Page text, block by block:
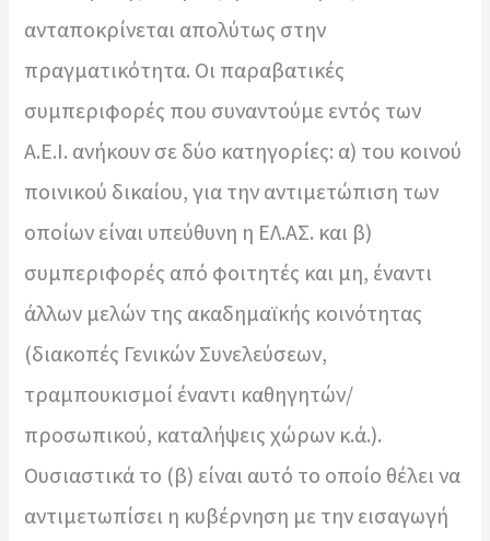
ανταποκρίνεται απολύτως στην
πραγματικότητα. Οι παραβατικές
συμπεριφορές που συναντούμε εντός των
Α.Ε.Ι. ανήκουν σε δύο κατηγορίες: α) του κοινού
ποινικού δικαίου, για την αντιμετώπιση των
οποίων είναι υπεύθυνη η ΕΛ.ΑΣ. και β)
συμπεριφορές από φοιτητές και μη, έναντι
άλλων μελών της ακαδημαϊκής κοινότητας
(διακοπές Γενικών Συνελεύσεων,
τραμπουκισμοί έναντι καθηγητών/
προσωπικού, καταλήψεις χώρων κ.ά.).
Ουσιαστικά το (β) είναι αυτό το οποίο θέλει να
αντιμετωπίσει η κυβέρνηση με την εισαγωγή